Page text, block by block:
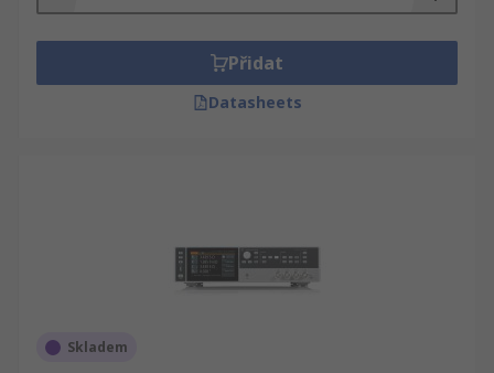
Přidat
Datasheets
Skladem